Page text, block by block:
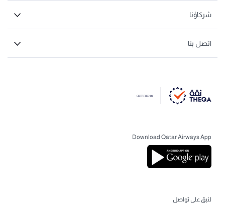
شركاؤنا
اتصل بنا
Download Qatar Airways App
لنبق على تواصل